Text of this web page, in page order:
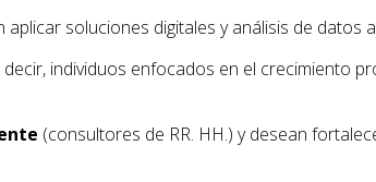
aplicar soluciones digitales y análisis de datos
decir, individuos enfocados en el crecimiento
(consultores de RR. HH.) y desean